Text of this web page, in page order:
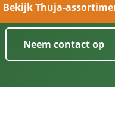
Bekijk Thuja-
Neem contact op